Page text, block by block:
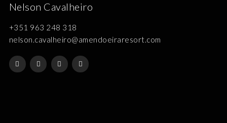
Nelson Cavalheiro
+351 963 248 318
nelson.cavalheiro@amendoeiraresort.com